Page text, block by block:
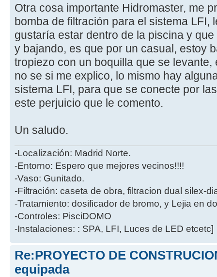
Otra cosa importante Hidromaster, me
bomba de filtración para el sistema LFI,
gustaría estar dentro de la piscina y
y bajando, es que por un casual, estoy
tropiezo con un boquilla que se
no se si me explico, lo mismo hay
sistema LFI, para que se conecte por
este perjuicio que le comento.
Un saludo.
-Localización: Madrid Norte.
-Entorno: Espero que mejores vecinos!!!!
-Vaso: Gunitado.
-Filtración: caseta de obra, filtracion dual silex-
-Tratamiento: dosificador de bromo, y Lejia en
-Controles: PisciDOMO
-Instalaciones: : SPA, LFI, Luces de LED etcetc]
Re:PROYECTO DE
equipada